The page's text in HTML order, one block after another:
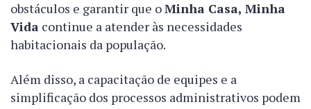
obstáculos e garantir que oMinha Casa, Minha
Vida continue a atender às necessidades
habitacionais da população.
Além disso, a capacitação de equipes e a
simplificação dos processos administrativos podem